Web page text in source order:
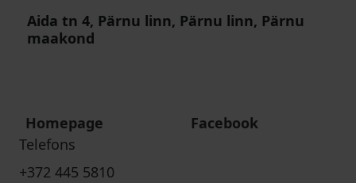
Aida tn 4, Pärnu linn, Pärnu linn, Pärnu
maakond
Homepage
Facebook
Telefons
+372 445 5810